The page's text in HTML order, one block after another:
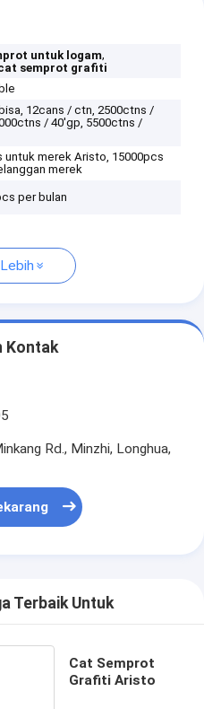
untuk logam,
semprot grafiti
12cans / ctn, 2500ctns /
/ 40'gp, 5500ctns /
untuk merek Aristo, 15000pcs
merek
per bulan
Kontak
Rd., Minzhi, Longhua,
Terbaik Untuk
Cat Semprot
Grafiti Aristo